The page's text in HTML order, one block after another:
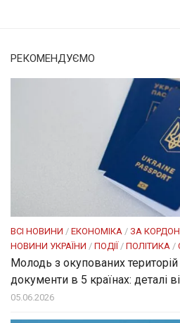
РЕКОМЕНДУЄМО
ВСІ НОВИНИ / ЕКОНОМІКА / ЗА
НОВИНИ УКРАЇНИ / ПОДІЇ / ПОЛІТИКА /
Молодь з окупованих
документи в 5 країнах: деталі
05.06.2026